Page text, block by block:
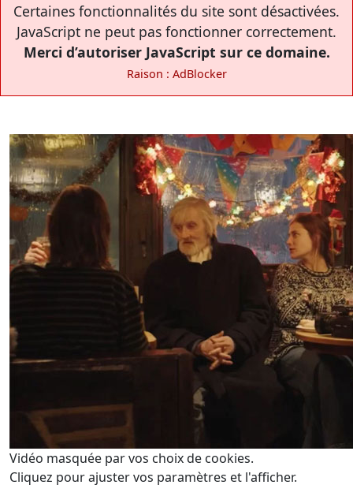
Certaines fonctionnalités du site sont désactivées.
JavaScript ne peut pas fonctionner correctement.
Merci d’autoriser JavaScript sur ce domaine.
Raison : AdBlocker
Vidéo masquée par vos choix de cookies.
Cliquez pour ajuster vos paramètres et l'afficher.